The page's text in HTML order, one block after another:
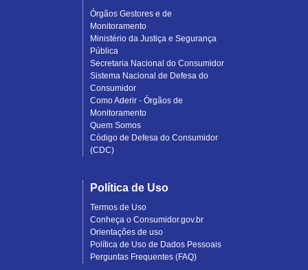
Órgãos Gestores e de
Monitoramento
Ministério da Justiça e Segurança
Pública
Secretaria Nacional do Consumidor
Sistema Nacional de Defesa do
Consumidor
Como Aderir - Órgãos de
Monitoramento
Quem Somos
Código de Defesa do Consumidor
(CDC)
Política de Uso
Termos de Uso
Conheça o Consumidor.gov.br
Orientações de uso
Política de Uso de Dados Pessoais
Perguntas Frequentes (FAQ)